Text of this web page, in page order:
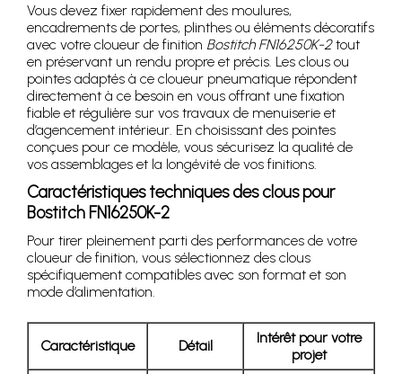
Vous devez fixer rapidement des moulures,
encadrements de portes, plinthes ou éléments décoratifs
avec votre cloueur de finition Bostitch FN16250K-2tout
en préservant un rendu propre et précis. Les clous ou
pointes adaptés à ce cloueur pneumatique répondent
directement à ce besoin en vous offrant une fixation
fiable et régulière sur vos travaux de menuiserie et
d’agencement intérieur. En choisissant des pointes
conçues pour ce modèle, vous sécurisez la qualité de
vos assemblages et la longévité de vos finitions.
Caractéristiques techniques des clous pour
Bostitch FN16250K-2
Pour tirer pleinement parti des performances de votre
cloueur de finition, vous sélectionnez des clous
spécifiquement compatibles avec son format et son
mode d’alimentation.
Caractéristique Détail
Intérêt pour votre
projet